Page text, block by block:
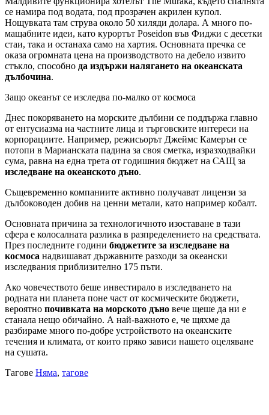
се намира под водата, под прозрачен акрилен купол.
Нощувката там струва около 50 хиляди долара. А много по-
мащабните идеи, като курортът Poseidon във Фиджи с десетки
стаи, така и останаха само на хартия. Основната пречка се
оказа огромната цена на производството на дебело извито
стъкло, способно да издържи налягането на океанската
дълбочина.
Защо океанът се изследва по-малко от космоса
Днес покоряването на морските дълбини се поддържа главно
от ентусиазма на частните лица и търговските интереси на
корпорациите. Например, режисьорът Джеймс Камерън се
потопи в Марианската падина за своя сметка, изразходвайки
сума, равна на една трета от годишния бюджет на САЩ за
изследване на океанското дъно.
Същевременно компаниите активно получават лицензи за
дълбоководен добив на ценни метали, като например кобалт.
Основната причина за технологичното изоставане в тази
сфера е колосалната разлика в разпределението на средствата.
През последните години бюджетите за изследване на
космоса надвишават държавните разходи за океански
изследвания приблизително 175 пъти.
Ако човечеството беше инвестирало в изследването на
родната ни планета поне част от космическите бюджети,
вероятно почивката на морското дъно вече щеше да ни е
станала нещо обичайно. А най-важното е, че щяхме да
разбираме много по-добре устройството на океанските
течения и климата, от които пряко зависи нашето оцеляване
на сушата.
Тагове Няма, тагове